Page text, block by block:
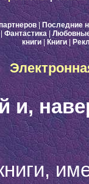
| Последние
Фантастика|
книги|Книги|
и,